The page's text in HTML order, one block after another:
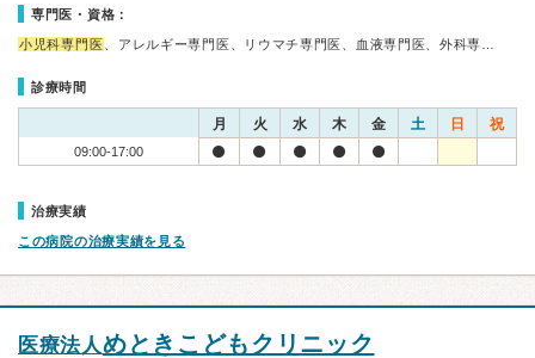
専門医・資格：
小児科専門医 、アレルギー専門医、リウマチ専門医、血液専門医、外科専…
診療時間
月 火 水 木 金 土 日 祝
09:00-17:00
治療実績
この病院の治療実績を見る
医療法人めときこどもクリニック